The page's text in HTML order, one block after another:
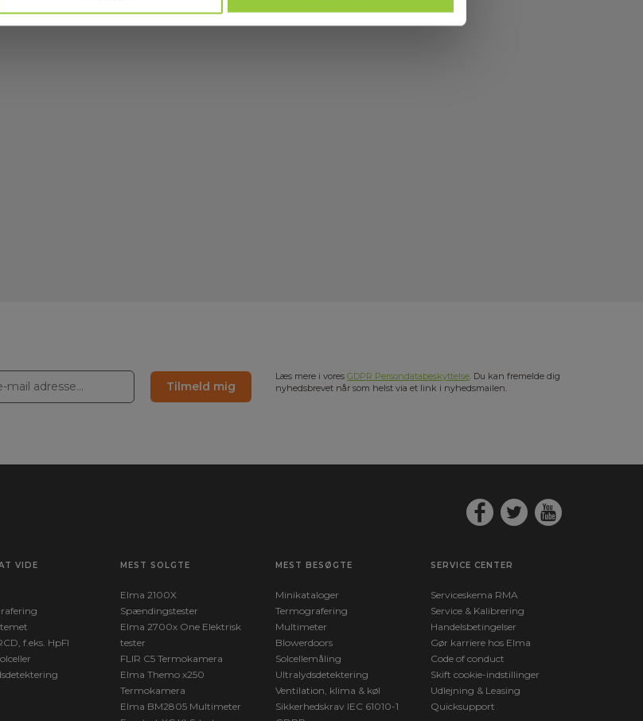
Tilmeld mig
Læs mere i vores GDPR Persondatabeskyttelse. Du kan fremelde dig
nyhedsbrevet når som helst via et link i nyhedsmailen.
VIDE
f.eks. HpFI
MEST SOLGTE
Elma 2100X
Spændingstester
Elma 2700x One Elektrisk
tester
FLIR C5 Termokamera
Elma Themo x250
Termokamera
Elma BM2805 Multimeter
MEST BESØGTE
Minikataloger
Termografering
Multimeter
Blowerdoors
Solcellemåling
Ultralydsdetektering
Ventilation, klima & køl
Sikkerhedskrav IEC 61010-1
SERVICE CENTER
Serviceskema RMA
Service & Kalibrering
Handelsbetingelser
Gør karriere hos Elma
Code of conduct
Skift cookie-indstillinger
Udlejning & Leasing
Quicksupport